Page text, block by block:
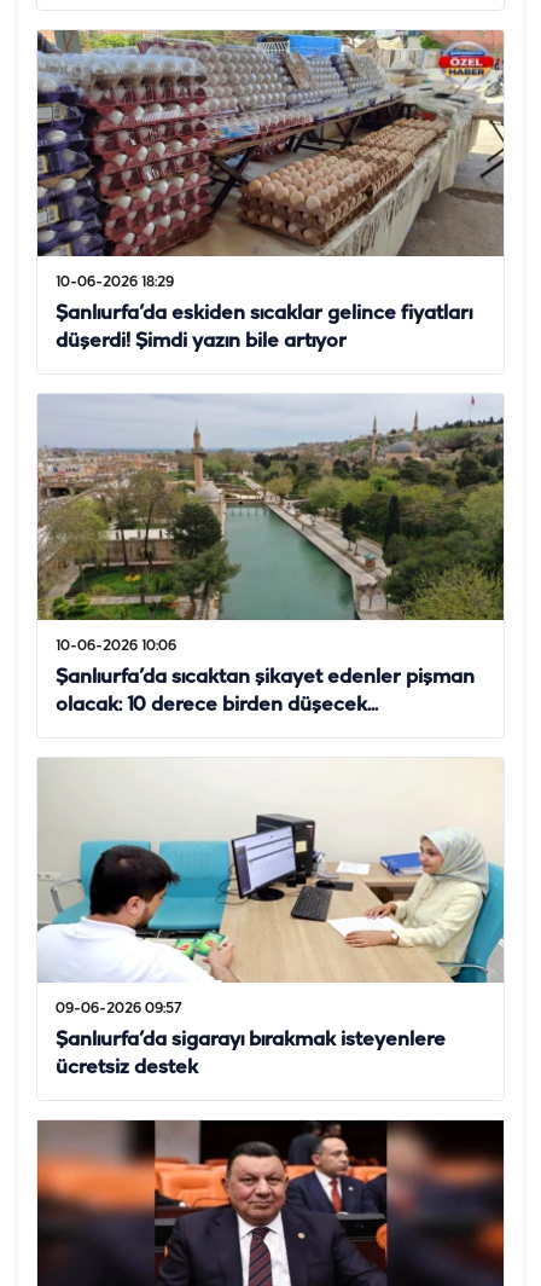
10-06-2026 18:29
Şanlıurfa’da eskiden sıcaklar gelince fiyatları
düşerdi! Şimdi yazın bile artıyor
10-06-2026 10:06
Şanlıurfa’da sıcaktan şikayet edenler pişman
olacak: 10 derece birden düşecek...
09-06-2026 09:57
Şanlıurfa’da sigarayı bırakmak isteyenlere
ücretsiz destek